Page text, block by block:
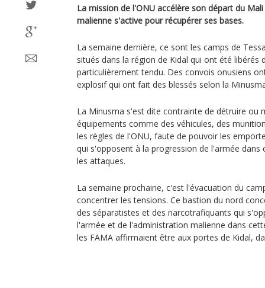
La mission de l'ONU accélère son départ du
malienne s'active pour récupérer ses bases.
La semaine dernière, ce sont les camps de
situés dans la région de Kidal qui ont été libérés
particulièrement tendu. Des convois onusiens
explosif qui ont fait des blessés selon la
La Minusma s'est dite contrainte de détruire ou
équipements comme des véhicules, des
les règles de l'ONU, faute de pouvoir les
qui s'opposent à la progression de l'armée
les attaques.
La semaine prochaine, c'est l'évacuation du
concentrer les tensions. Ce bastion du nord
des séparatistes et des narcotrafiquants qui
l'armée et de l'administration malienne dans
les FAMA affirmaient être aux portes de Kidal,